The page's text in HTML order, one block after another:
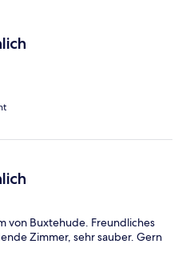
von Buxtehude. Freundliches
Zimmer, sehr sauber. Gern